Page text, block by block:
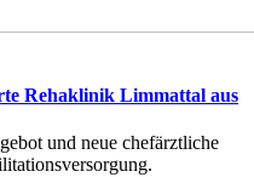
Rehaklinik Limmattal aus
und neue chefärztliche